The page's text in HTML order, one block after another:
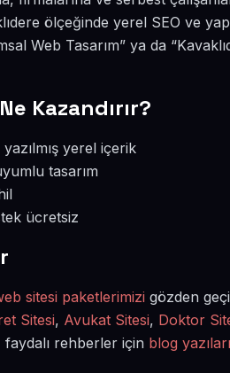
ölçeğinde yerel SEO ve
Web Tasarım” ya da
Kazandırır?
yerel içerik
tasarım
ücretsiz
sitesi paketlerimizi gözden
Sitesi, Avukat Sitesi, Doktor
faydalı rehberler için blog